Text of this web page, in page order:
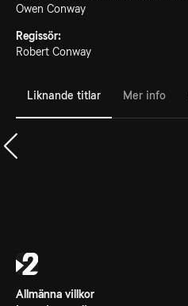
Owen Conway
Regissör:
Robert Conway
Liknande titlar Mer info
Allmänna villkor